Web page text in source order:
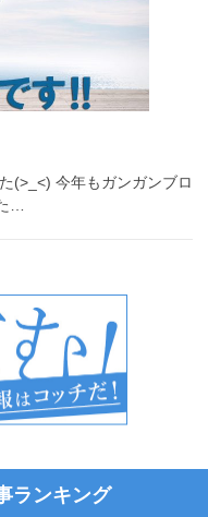
(>_<) 今年もガンガンブロ
…
ランキング